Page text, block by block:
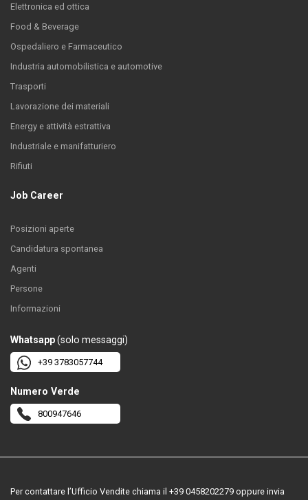
Elettronica ed ottica
Food & Beverage
Ospedaliero e Farmaceutico
Industria automobilistica e automotive
Trasporti
Lavorazione dei materiali
Energy e attività estrattiva
Industriale e manifatturiero
Rifiuti
Job Career
Posizioni aperte
Candidatura spontanea
Agenti
Persone
Informazioni
Whatsapp(solo messaggi)
+39 3783057744
Numero Verde
800947646
Per contattare l’Ufficio Vendite chiama il +39 0458202279 oppure invia